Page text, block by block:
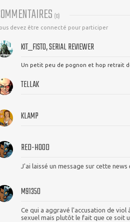
(13)
devez être connecté pour participer
KIT_FISTO, SERIAL REVIEWER
Un petit peu de pognon et hop retrait
TELLAK
KLAMP
RED-HOOD
J'ai laissé un message sur cette
M91350
Ce qui a aggravé l'accusation de viol
sexuel mais plutôt le fait que ce soit